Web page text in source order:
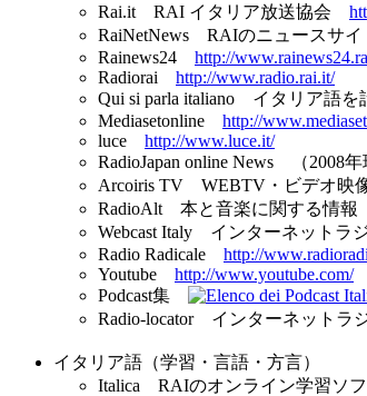
Rai.it RAI イタリア放送協会
RaiNetNews RAIのニュースサ
Rainews24 http://
Radiorai http://www.radio.rai.it/
Qui si parla italiano イタリア語
Mediasetonline http://
luce http://www.luce.it/
RadioJapan online News （2008
Arcoiris TV WEBTV・ビデオ映
RadioAlt 本と音楽に関する情報
Webcast Italy インターネットラ
Radio Radicale http://
Youtube http://www.youtube.com/
Podcast集
Radio-locator インターネットラ
イタリア語（学習・言語・方言）
Italica RAIのオンライン学習ソ